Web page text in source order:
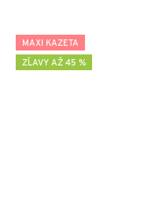
MAXI KAZETA
ZĽAVY AŽ 45 %